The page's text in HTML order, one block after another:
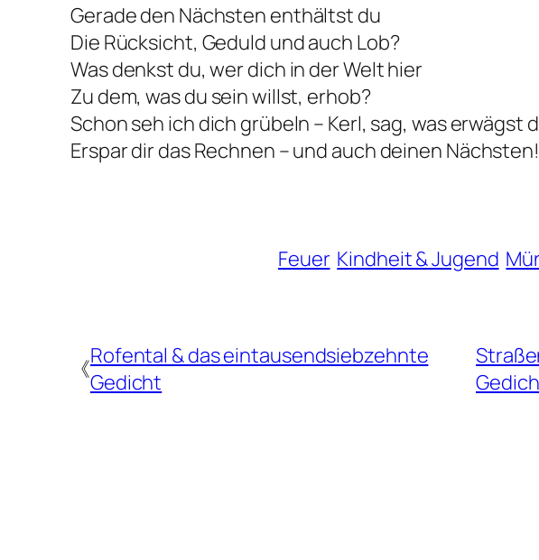
Gerade den Nächsten enthältst du
Die Rücksicht, Geduld und auch Lob?
Was denkst du, wer dich in der Welt hier
Zu dem, was du sein willst, erhob?
Schon seh ich dich grübeln – Kerl, sag, was erwägst
Erspar dir das Rechnen – und auch deinen Nächsten!
Feuer Kindheit & Jugend
《Rofental & das eintausendsiebzehnte
Gedicht